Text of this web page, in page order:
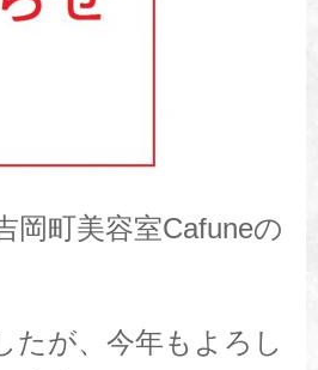
岡町美容室Cafuneの
たが、今年もよろし